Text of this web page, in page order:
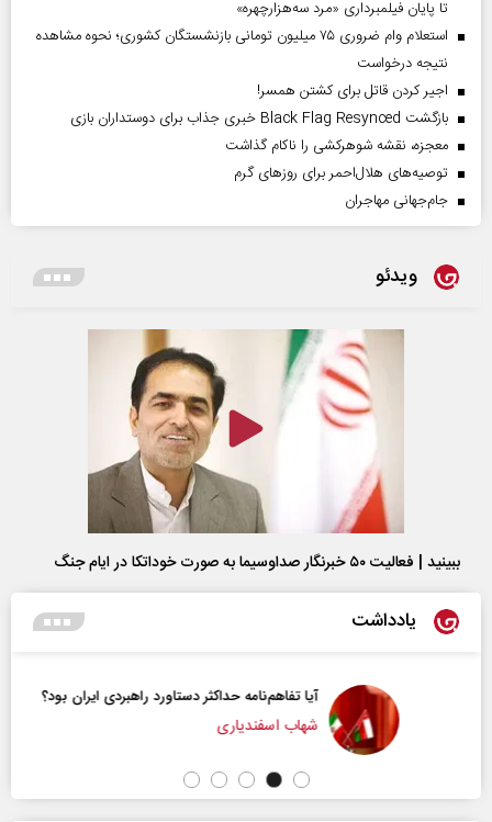
تا پایان فیلمبرداری «مرد سه‌هزارچهره»
استعلام وام ضروری ۷۵ میلیون تومانی بازنشستگان کشوری؛ نحوه مشاهده
نتیجه درخواست
اجیر کردن قاتل برای کشتن همسر!
بازگشت Black Flag Resynced خبری جذاب برای دوستداران بازی
معجزه، نقشه شوهرکشی را ناکام گذاشت
توصیه‌های هلال‌احمر برای روز‌های گرم
جام‌جهانی مهاجران
ویدئو
ببینید | فعالیت ۵۰ خبرنگار صداوسیما به صورت خوداتکا در ایام جنگ
یادداشت
آیا تفاهم‌نامه حداکثر دستاورد راهبردی ایران بود؟
شهاب اسفندیاری